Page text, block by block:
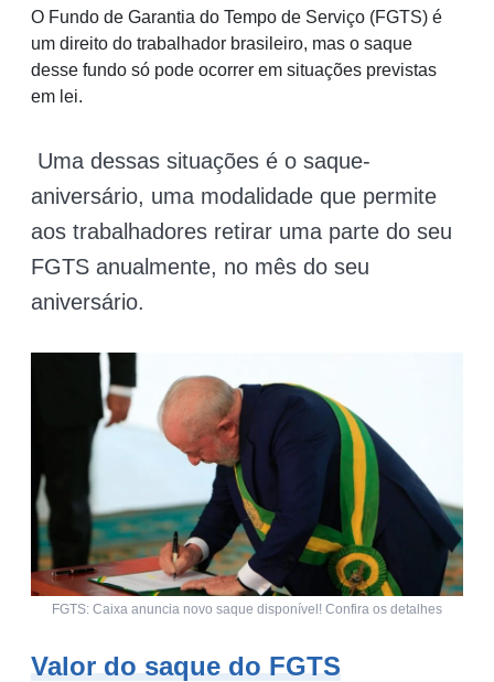
O Fundo de Garantia do Tempo de Serviço (FGTS) é
um direito do trabalhador brasileiro, mas o saque
desse fundo só pode ocorrer em situações previstas
em lei.
Uma dessas situações é o saque-
aniversário, uma modalidade que permite
aos trabalhadores retirar uma parte do seu
FGTS anualmente, no mês do seu
aniversário.
FGTS: Caixa anuncia novo saque disponível! Confira os detalhes
Valor do saque do FGTS